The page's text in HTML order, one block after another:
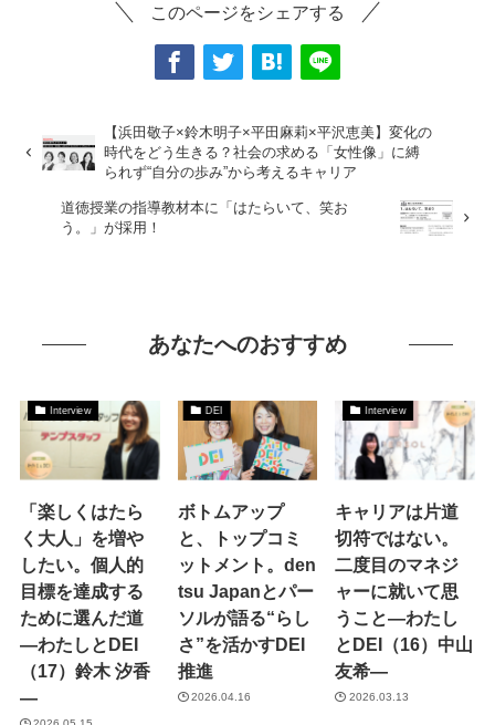
このページをシェアする
【浜田敬子×鈴木明子×平田麻莉×平沢恵美】変化の
時代をどう生きる？社会の求める「女性像」に縛
られず“自分の歩み”から考えるキャリア
道徳授業の指導教材本に「はたらいて、笑お
う。」が採用！
あなたへのおすすめ
Interview
「楽しくはたら
く大人」を増や
したい。個人的
目標を達成する
ために選んだ道
―わたしとDEI
（17）鈴木 汐香
―
DEI
ボトムアップ
と、トップコミ
ットメント。den
tsu Japanとパー
ソルが語る“らし
さ”を活かすDEI
推進
2026.04.16
Interview
キャリアは片道
切符ではない。
二度目のマネジ
ャーに就いて思
うこと―わたし
とDEI（16）中山
友希―
2026.03.13